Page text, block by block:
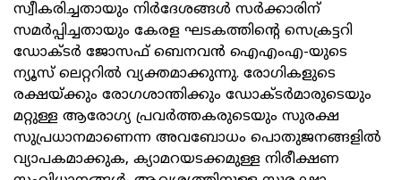
സ്വീകരിച്ചതായും നിര്‍ദേശങ്ങള്‍ സര്‍ക്കാരിന്
സമര്‍പ്പിച്ചതായും കേരള ഘടകത്തിന്റെ സെക്രട്ടറി
ഡോക്ടര്‍ ജോസഫ് ബെനവന്‍ ഐഎംഎ-യുടെ
ന്യൂസ് ലെറ്ററില്‍ വ്യക്തമാക്കുന്നു. രോഗികളുടെ
രക്ഷയ്ക്കും രോഗശാന്തിക്കും ഡോക്ടര്‍മാരുടെയും
മറ്റുള്ള ആരോഗ്യ പ്രവര്‍ത്തകരുടെയും സുരക്ഷ
സുപ്രധാനമാണെന്ന അവബോധം പൊതുജനങ്ങളില്‍
വ്യാപകമാക്കുക, ക്യാമറയടക്കമുള്ള നിരീക്ഷണ